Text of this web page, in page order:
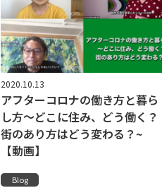
2020.10.13
アフターコロナの働き方と暮ら
し方〜どこに住み、どう働く？
街のあり方はどう変わる？~
【動画】
Blog